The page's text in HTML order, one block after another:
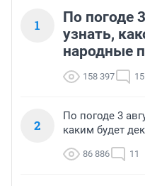
1
По погоде
узнать,
народные
158 397 15
2
По погоде 3
каким будет
86 886 11